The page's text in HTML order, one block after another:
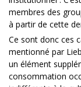
membres des
à partir de cette
Ce sont donc ces
mentionné par
un élément
consommation